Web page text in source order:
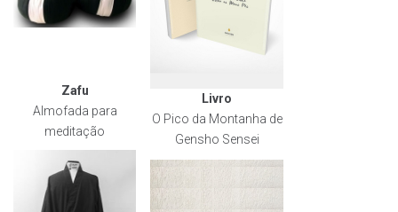
Zafu
Almofada para
meditação
Livro
O Pico da Montanha de
Gensho Sensei